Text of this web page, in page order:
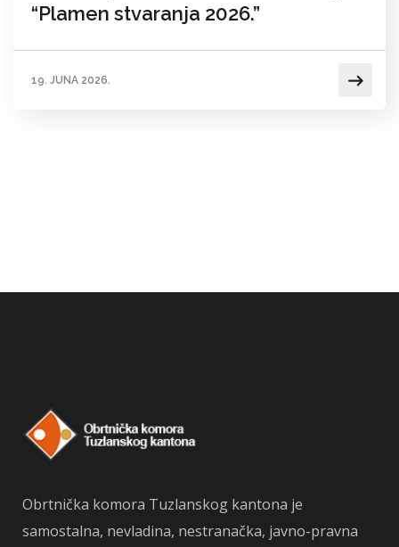
“Plamen stvaranja 2026.”
19. JUNA 2026.
Obrtnička komora Tuzlanskog kantona je
samostalna, nevladina, nestranačka, javno-pravna